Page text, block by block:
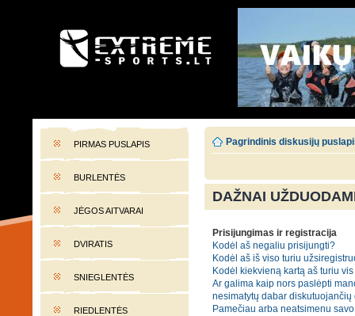
EXTREME-SPORTS.LT
PIRMAS PUSLAPIS
BURLENTĖS
JĖGOS AITVARAI
DVIRATIS
SNIEGLENTĖS
RIEDLENTĖS
Pagrindinis diskusijų
DAŽNAI
Prisijungimas ir registracija
Kodėl aš negaliu prisijungti?
Kodėl aš iš viso turiu
Kodėl kiekvieną kartą aš turiu
Ar galima kaip nors paslėpti
nesimatytų dabar
Pamečiau arba neatsimenu